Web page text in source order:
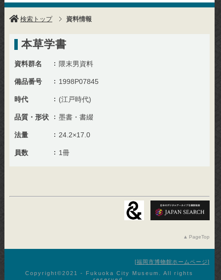
検索トップ 資料情報
本草学書
資料群名 隈末男資料
備品番号 1998P07845
時代 (江戸時代)
品質・形状 墨書・書綴
法量 24.2×17.0
員数 1冊
PageTop
福岡市博物館ホームページ
Copyright©︎2021 - Fukuoka City Museum. All rights